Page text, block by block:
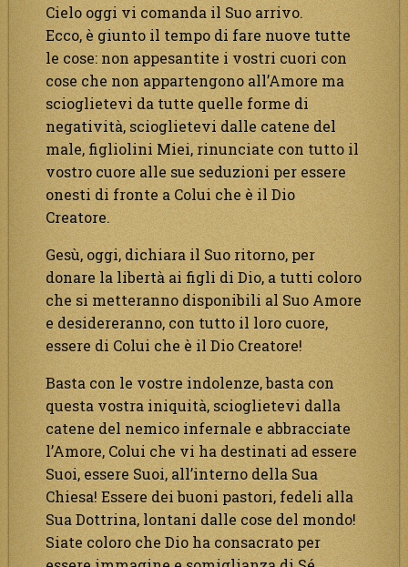
Cielo oggi vi comanda il Suo arrivo.
Ecco, è giunto il tempo di fare nuove tutte
le cose: non appesantite i vostri cuori con
cose che non appartengono all’Amore ma
scioglietevi da tutte quelle forme di
negatività, scioglietevi dalle catene del
male, figliolini Miei, rinunciate con tutto il
vostro cuore alle sue seduzioni per essere
onesti di fronte a Colui che è il Dio
Creatore.
Gesù, oggi, dichiara il Suo ritorno, per
donare la libertà ai figli di Dio, a tutti coloro
che si metteranno disponibili al Suo Amore
e desidereranno, con tutto il loro cuore,
essere di Colui che è il Dio Creatore!
Basta con le vostre indolenze, basta con
questa vostra iniquità, scioglietevi dalla
catene del nemico infernale e abbracciate
l’Amore, Colui che vi ha destinati ad essere
Suoi, essere Suoi, all’interno della Sua
Chiesa! Essere dei buoni pastori, fedeli alla
Sua Dottrina, lontani dalle cose del mondo!
Siate coloro che Dio ha consacrato per